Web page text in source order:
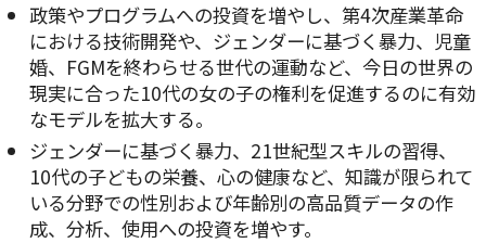
政策やプログラムへの投資を増やし、第4次産業革命
における技術開発や、ジェンダーに基づく暴力、児童
婚、FGMを終わらせる世代の運動など、今日の世界の
現実に合った10代の女の子の権利を促進するのに有効
なモデルを拡大する。
ジェンダーに基づく暴力、21世紀型スキルの習得、
10代の子どもの栄養、心の健康など、知識が限られて
いる分野での性別および年齢別の高品質データの作
成、分析、使用への投資を増やす。